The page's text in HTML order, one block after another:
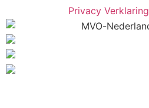
Privacy Verklaring